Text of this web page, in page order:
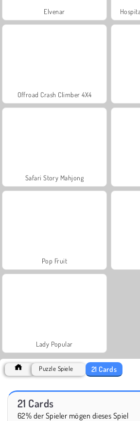
Elvenar
Offroad Crash Climber 4X4
Safari Story Mahjong
Pop Fruit
Lady Popular
Puzzle Spiele 21 Cards
21 Cards
62% der Spieler mögen dieses Spiel